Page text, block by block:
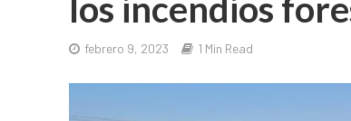
los incendios
febrero 9, 2023 1 Min Read